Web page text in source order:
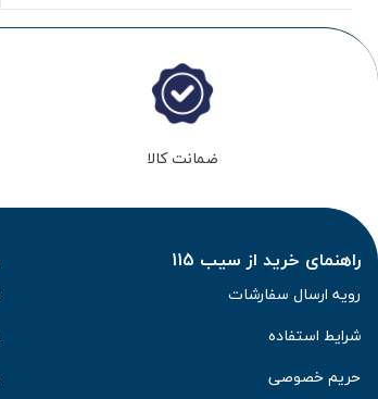
ضمانت کالا
راهنمای خرید از سیب 115
رویه ارسال سفارشات
شرایط استفاده
حریم خصوصی